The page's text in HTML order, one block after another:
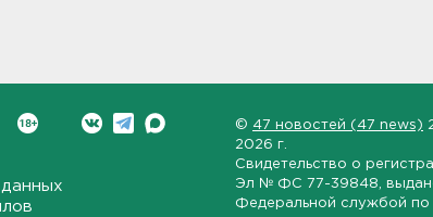
© 47 новостей (47 news)
2026 г.
Свидетельство о
Эл № ФС 77-39848 ,
Федеральной службой по